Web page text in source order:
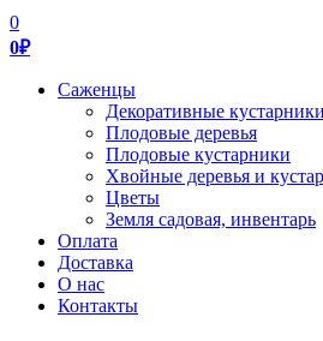
0
0₽
Саженцы
Декоративные
Плодовые деревья
Плодовые кустарники
Хвойные деревья и
Цветы
Земля садовая, инвентарь
Оплата
Доставка
О нас
Контакты